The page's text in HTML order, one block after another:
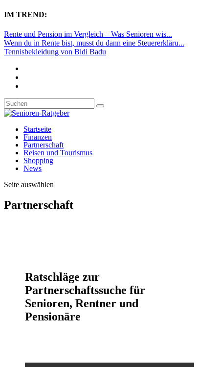
IM TREND:
Rente und Pension im Vergleich – Was Senioren wis...
Wenn du in Rente bist, musst du dann eine Steuererkläru...
Tennisbekleidung von Bidi Badu
Startseite
Finanzen
Partnerschaft
Reisen und Tourismus
Shopping
News
Seite auswählen
Partnerschaft
Ratschläge zur
Partnerschaftssuche für
Senioren, Rentner und
Pensionäre